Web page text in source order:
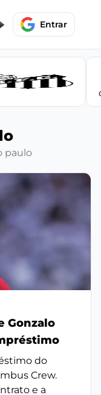
Entrar
paulo
Gonzalo
do
Crew.
e a